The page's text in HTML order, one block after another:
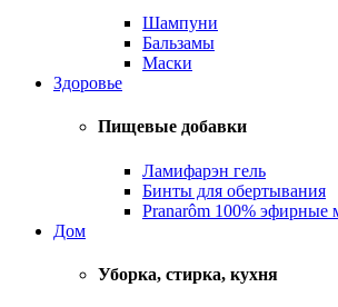
Шампуни
Бальзамы
Маски
Здоровье
Пищевые добавки
Ламифарэн гель
Бинты для обертывания
Pranarôm 100% эфирные
Дом
Уборка, стирка, кухня